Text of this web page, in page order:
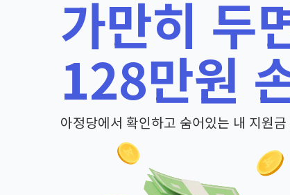
가만히 두
128만원
아정당에서 확인하고 숨어있는 내 지원